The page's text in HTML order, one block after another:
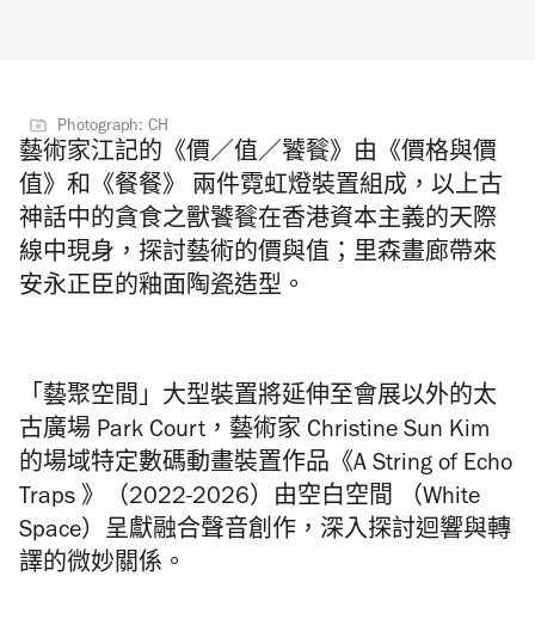
Photograph: CH
藝術家江記的《價／值／饕餮》由《價格與價
值》和《餐餐》 兩件霓虹燈裝置組成，以上古
神話中的貪食之獸饕餮在香港資本主義的天際
線中現身，探討藝術的價與值；里森畫廊帶來
安永正臣的釉面陶瓷造型。
「藝聚空間」大型裝置將延伸至會展以外的太
古廣場 Park Court，藝術家 Christine Sun Kim
的場域特定數碼動畫裝置作品《A String of Echo
Traps 》（2022-2026）由空白空間 （White
Space）呈獻融合聲音創作，深入探討迴響與轉
譯的微妙關係。